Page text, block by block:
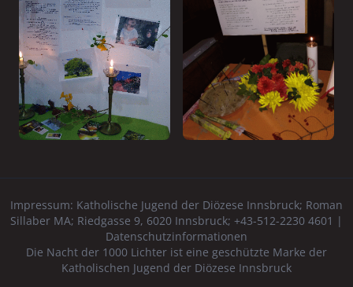
Impressum: Katholische Jugend der Diözese Innsbruck; Roman
Sillaber MA; Riedgasse 9, 6020 Innsbruck; +43-512-2230 4601 |
Datenschutzinformationen
Die Nacht der 1000 Lichter ist eine geschützte Marke der
Katholischen Jugend der Diözese Innsbruck